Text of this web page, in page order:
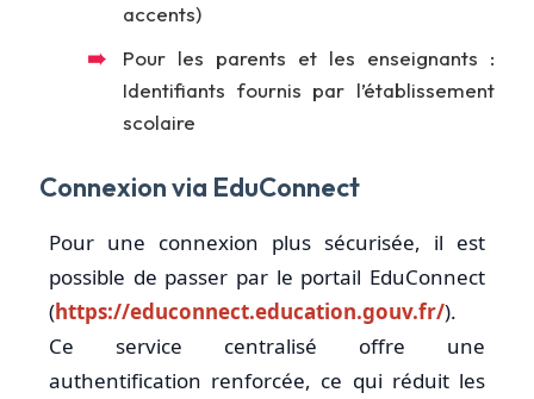
accents)
Pour les parents et les enseignants :
Identifiants fournis par l’établissement
scolaire
Connexion via EduConnect
Pour une connexion plus sécurisée, il est
possible de passer par le portail EduConnect
(https://educonnect.education.gouv.fr/).
Ce service centralisé offre une
authentification renforcée, ce qui réduit les